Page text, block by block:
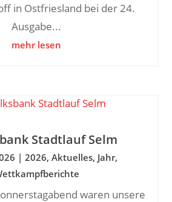
in Ostfriesland bei der 24.
Ausgabe...
mehr lesen
Stadtlauf Selm
| 2026, Aktuelles, Jahr,
waren unsere